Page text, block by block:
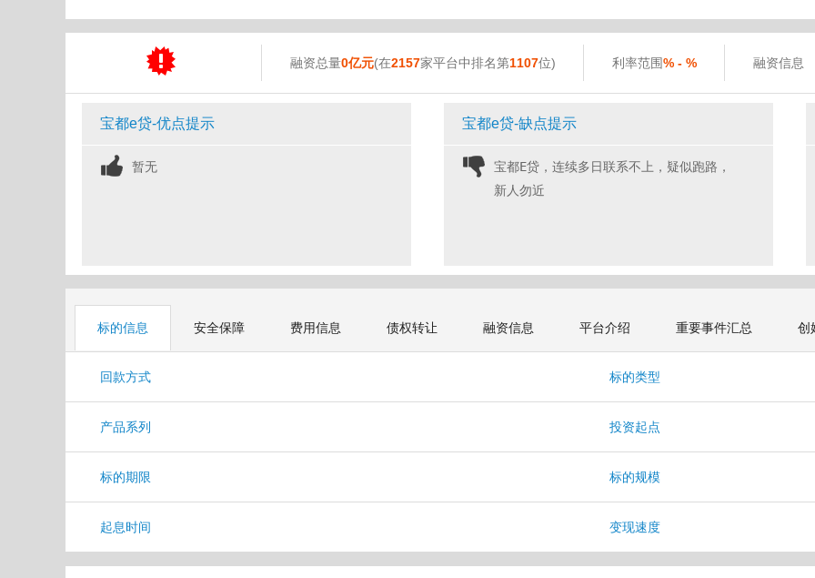
融资总量0亿元(在2157家平台中排名第1107位) 利率范围% - % 融资信息
宝都e贷-优点提示
暂无
宝都e贷-缺点提示
宝都E贷，连续多日联系不上，疑似跑路，
新人勿近
标的信息 安全保障 费用信息 债权转让 融资信息 平台介绍 重要事件汇总 创
回款方式 标的类型
产品系列 投资起点
标的期限 标的规模
起息时间 变现速度